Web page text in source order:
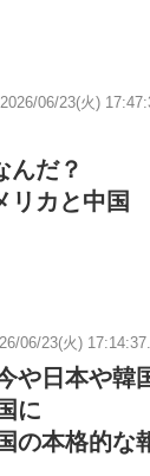
2026/06/23(火)
んだ？
リカと中国
06/23(火)
や日本や韓
に
の本格的な